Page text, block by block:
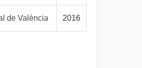
de València 2016